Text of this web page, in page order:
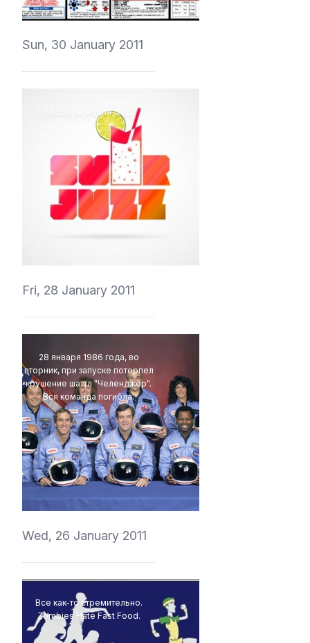
Sun, 30 January 2011
Goodbye, #Sumr_Juzz
Fri, 28 January 2011
28 января 1986 года, во
вторник, при запуске потерпел
крушение шаттл "Челенджер".
Вся команда погибла.
vedmich
Wed, 26 January 2011
Все как-то стремительно.
Zombies Hate Fast Food.